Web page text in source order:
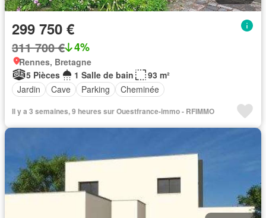
299 750 €
311 700 € 4%
Rennes, Bretagne
5 Pièces
1 Salle de bain
93 m²
Jardin
Cave Parking Cheminée
Il y a 3 semaines, 9 heures sur Ouestfrance-immo - RFIMMO